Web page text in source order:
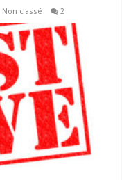
Non classé 2